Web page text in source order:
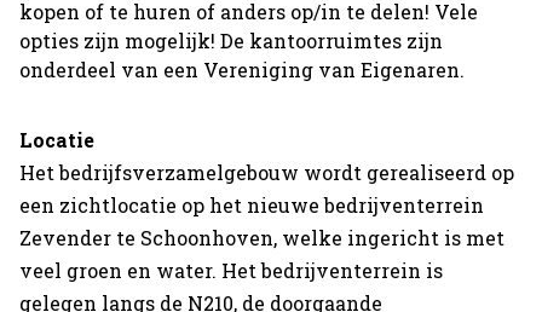
Projecten
Expertises
kopen of te huren of anders op/in te delen! Vele
opties zijn mogelijk! De kantoorruimtes zijn
onderdeel van een Vereniging van Eigenaren.
Locatie
Het bedrijfsverzamelgebouw wordt gerealiseerd op
een zichtlocatie op het nieuwe bedrijventerrein
Zevender te Schoonhoven, welke ingericht is met
veel groen en water. Het bedrijventerrein is
gelegen langs de N210, de doorgaande